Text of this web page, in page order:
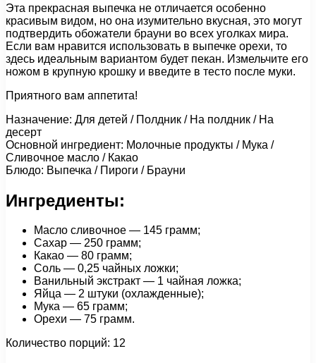
Эта прекрасная выпечка не отличается особенно
красивым видом, но она изумительно вкусная, это могут
подтвердить обожатели брауни во всех уголках мира.
Если вам нравится использовать в выпечке орехи, то
здесь идеальным вариантом будет пекан. Измельчите его
ножом в крупную крошку и введите в тесто после муки.
Приятного вам аппетита!
Назначение: Для детей / Полдник / На полдник / На
десерт
Основной ингредиент: Молочные продукты / Мука /
Сливочное масло / Какао
Блюдо: Выпечка / Пироги / Брауни
Ингредиенты:
Масло сливочное — 145 грамм;
Сахар — 250 грамм;
Какао — 80 грамм;
Соль — 0,25 чайных ложки;
Ванильный экстракт — 1 чайная ложка;
Яйца — 2 штуки (охлажденные);
Мука — 65 грамм;
Орехи — 75 грамм.
Количество порций: 12